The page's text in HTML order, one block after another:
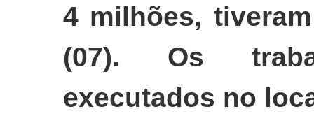
4 milhões,
(07). Os
executados no